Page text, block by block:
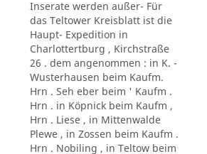
Inserate werden außer- Für
das Teltower Kreisblatt ist die
Haupt- Expedition in
Charlottertburg , Kirchstraße
26 . dem angenommen : in K. -
Wusterhausen beim Kaufm.
Hrn . Seh eber beim ' Kaufm .
Hrn . in Köpnick beim Kaufm ,
Hrn . Liese , in Mittenwalde
Plewe , in Zossen beim Kaufm .
Hrn . Nobiling , in Teltow beim